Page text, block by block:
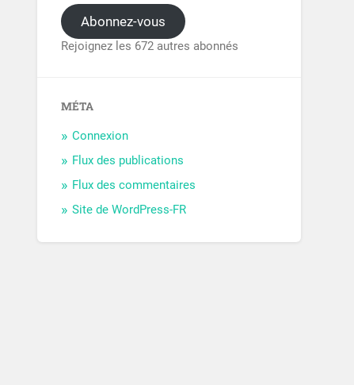
Abonnez-vous
Rejoignez les 672 autres abonnés
MÉTA
Connexion
Flux des publications
Flux des commentaires
Site de WordPress-FR